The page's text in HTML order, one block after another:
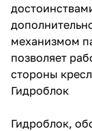
механизмом
позволяет
стороны
Гидроблок
Гидроблок,